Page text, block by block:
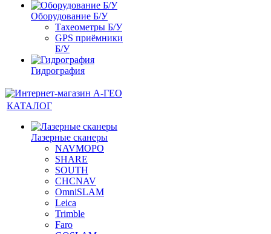
Оборудование Б/У
Тахеометры Б/У
GPS приёмники
Б/У
Гидрография
КАТАЛОГ
Лазерные сканеры
NAVMOPO
SHARE
SOUTH
CHCNAV
OmniSLAM
Leica
Trimble
Faro